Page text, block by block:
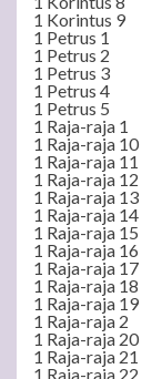
1 Korintus 9
1 Petrus 1
1 Petrus 2
1 Petrus 3
1 Petrus 4
1 Petrus 5
1 Raja-raja 1
1 Raja-raja 10
1 Raja-raja 11
1 Raja-raja 12
1 Raja-raja 13
1 Raja-raja 14
1 Raja-raja 15
1 Raja-raja 16
1 Raja-raja 17
1 Raja-raja 18
1 Raja-raja 19
1 Raja-raja 2
1 Raja-raja 20
1 Raja-raja 21
1 Raja-raja 22